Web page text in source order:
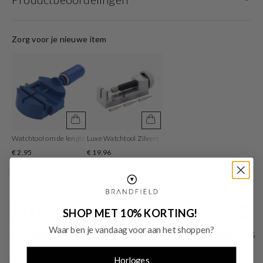
van rvs en heeft een diameter van 43 mm. De kleur van deze horlogeband is
Met dit prachtige horloge ben je elke dag op de hoogte van de juiste tijd!
Zorg voor je nieuwe item
Watchtool om de lengte van de horlogeband aan te passen
€ 2,95
Luxe Watchtool Zilverkleurig om je bandlengte aan te
€ 19,96
SHOP MET 10% KORTING!
Waar ben je vandaag voor aan het shoppen?
Horloges